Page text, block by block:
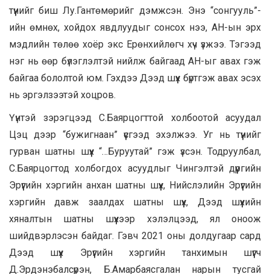
түүнийг биш Лу.Гантөмөрийг дэмжсэн. Энэ “сонгууль”-
ийн өмнөх, хойдох явдлуудыг сонсох нээ, АН-ын эрх
мэдлийн төлөө хоёр экс Ерөнхийлөгч хүч үзжээ. Тэгээд
нэг нь өөр бүлэглэлтэй нийлж байгаад АН-ыг авах гэж
байгаа бололтой юм. Гэхдээ Дээд шүүх бүртгэж авах эсэх
нь эргэлзээтэй хоцров.
Үүнтэй зэрэгцээд С.Баярцогттой холбоотой асуудал
Цэц дээр “бужигнаан” үүсгээд эхэлжээ. Уг нь түүнийг
гурван шатны шүүх “…Буруутай” гэж үзсэн. Тодруулбал,
С.Баярцогтод холбогдох асуудлыг Чингэлтэй дүүргийн
Эрүүгийн хэргийн анхан шатны шүүх, Нийслэлийн Эрүүгийн
хэргийн давж заалдах шатны шүүх, Дээд шүүхийн
хяналтын шатны шүүхээр хэлэлцээд, ял оноож
шийдвэрлэсэн байдаг. Гэвч 2021 оны долдугаар сард
Дээд шүүх Эрүүгийн хэргийн танхимын шүүгч
Д.Эрдэнэбалсүрэн, Б.Амарбаясгалан нарын тусгай